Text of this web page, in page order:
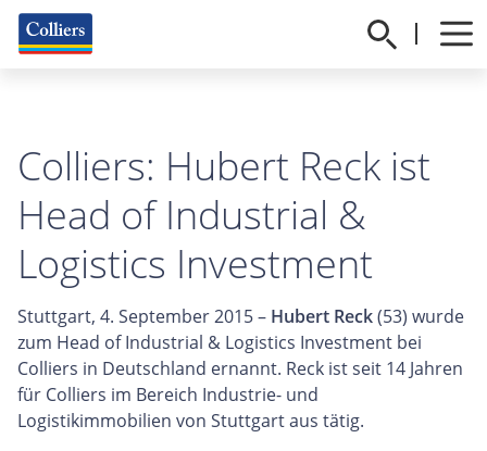
Colliers: Hubert Reck ist
Head of Industrial &
Logistics Investment
Stuttgart, 4. September 2015 – Hubert Reck(53) wurde
zum Head of Industrial & Logistics Investment bei
Colliers in Deutschland ernannt. Reck ist seit 14 Jahren
für Colliers im Bereich Industrie- und
Logistikimmobilien von Stuttgart aus tätig.